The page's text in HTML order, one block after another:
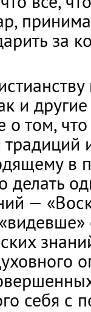
за
и
том,
в
делать
—
себя